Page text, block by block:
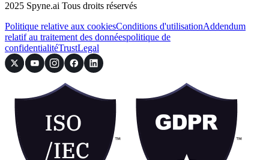
2025 Spyne.ai Tous droits réservés
Politique relative aux cookiesConditions d'utilisationAddendum
relatif au traitement des donnéespolitique de
confidentialitéTrustLegal